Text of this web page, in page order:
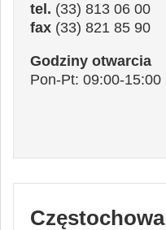
tel. (33) 813 06 00
fax (33) 821 85 90
Godziny otwarcia
Pon-Pt: 09:00-15:00
Częstochowa